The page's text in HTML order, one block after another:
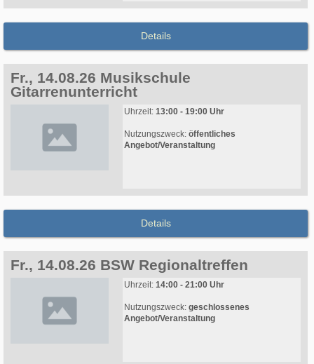
Details
Fr., 14.08.26 Musikschule
Gitarrenunterricht
Uhrzeit: 13:00 - 19:00 Uhr
Nutzungszweck: öffentliches
Angebot/Veranstaltung
Details
Fr., 14.08.26 BSW Regionaltreffen
Uhrzeit: 14:00 - 21:00 Uhr
Nutzungszweck: geschlossenes
Angebot/Veranstaltung